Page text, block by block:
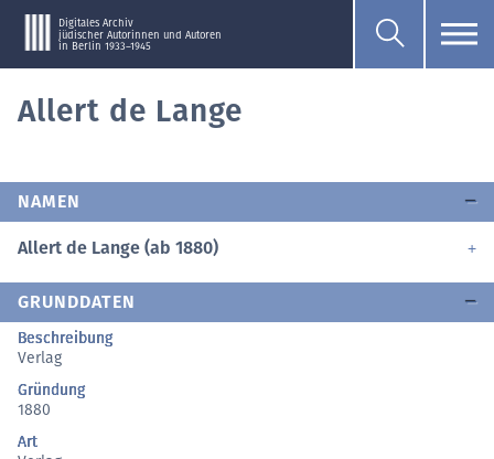
Digitales Archiv
jüdischer Autorinnen und Autoren
in Berlin 1933–1945
Allert de Lange
NAMEN
Allert de Lange (ab 1880)
GRUNDDATEN
Beschreibung
Verlag
Gründung
1880
Art